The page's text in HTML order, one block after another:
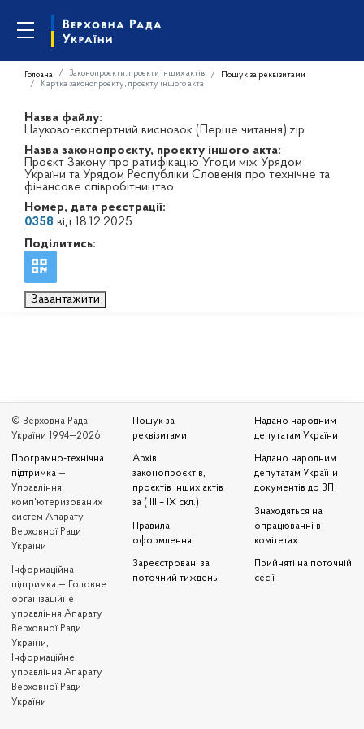
Головна Законопроєкти, проєкти інших актів
Пошук за реквізитами
Картка законопроєкту, проєкту іншого акта
Назва файлу:
Науково-експертний висновок (Перше читання).zip
Назва законопроєкту, проєкту іншого акта:
Проєкт Закону про ратифікацію Угоди між Урядом
України та Урядом Республіки Словенія про технічне та
фінансове співробітництво
Номер, дата реєстрації:
0358 від 18.12.2025
Поділитись:
Завантажити
© Верховна Рада
України 1994—2026
Програмно-технічна
підтримка —
Управління
комп'ютеризованих
систем Апарату
Верховної Ради
України
Iнформаційна
підтримка — Головне
організаційне
управління Апарату
Верховної Ради
України,
Інформаційне
управління Апарату
Верховної Ради
України
Пошук за
реквізитами
Архів
законопроєктів,
проєктів інших актів
за ( III – IX скл.)
Правила
оформлення
Зареєстровані за
поточний тиждень
Надано народним
депутатам України
Надано народним
депутатам України
документів до ЗП
Знаходяться на
опрацюванні в
комітетах
Прийняті на поточній
сесії